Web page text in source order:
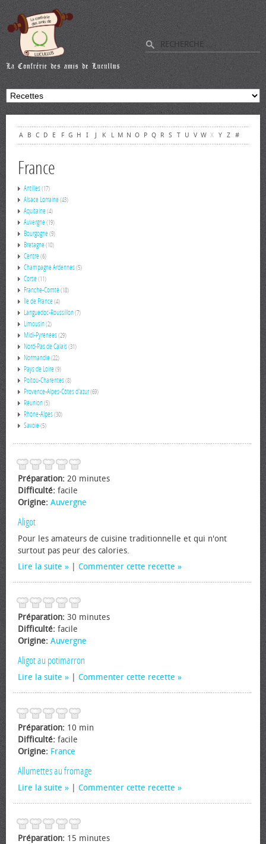
A B C D E F G H I J K L M N O P Q R S T U V W X Y Z #
France
Antilles(17)
Alsace Lorraine(43)
Aquitaine(4)
Auvergne(19)
Bourgogne(9)
Bretagne(10)
Centre(6)
Champagne Ardennes(5)
Corse(11)
Franche-Comté(18)
Île de France(4)
Languedoc-Roussillon(7)
Limousin(2)
Midi-Pyrénées(29)
Nord-Pas de Calais(31)
Normandie(22)
Pays de Loire(9)
Poitou-Charentes(8)
Provence-Alpes-Côtes d'azur(69)
Réunion(5)
Rhône-Alpes(30)
Savoie(5)
Préparation: 20 minutes
Difficulté: facile
Origine: Auvergne
Aligot
Pour les amateurs de cuisine traditionnelle et qui n'ont
surtout pas peur des calories.
Lire la suite
Commenter cette recette
Préparation: 30 minutes
Difficulté: facile
Origine: Auvergne
Aligot au potimarron
Lire la suite Commenter cette recette
Préparation: 10 min
Difficulté: facile
Origine: France
Allumettes au fromage
Lire la suite Commenter cette recette
Préparation: 15 minutes